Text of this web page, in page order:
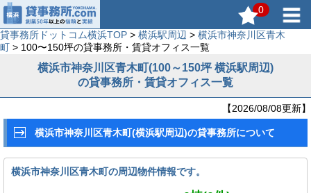
0
貸事務所ドットコム横浜TOP > 横浜駅周辺 > 横浜市神奈川区青木
町 > 100〜150坪の貸事務所・賃貸オフィス一覧
横浜市神奈川区青木町(100～150坪 横浜駅周辺)
の貸事務所・賃貸オフィス一覧
【2026/08/08更新】
横浜市神奈川区青木町(横浜駅周辺)の貸事務所について
横浜市神奈川区青木町の周辺物件情報です。